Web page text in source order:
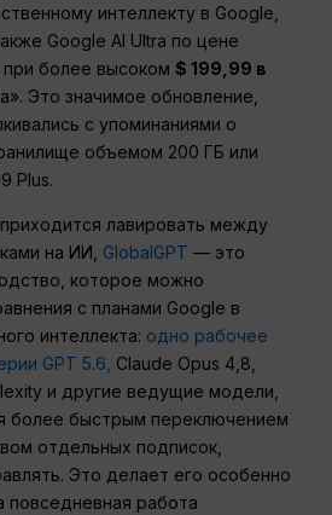
интеллекту в Google,
Google AI Ultra по цене
, при более высоком$ 199,99 в
Это значимое обновление,
с упоминаниями о
объемом 200 ГБ или
Plus.
лавировать между
на ИИ, GlobalGPT — это
которое можно
с планами Google в
интеллекта: одно рабочее
GPT 5.6, Claude Opus 4,8,
и другие ведущие модели,
более быстрым переключением
отдельных подписок,
Это делает его особенно
повседневная работа